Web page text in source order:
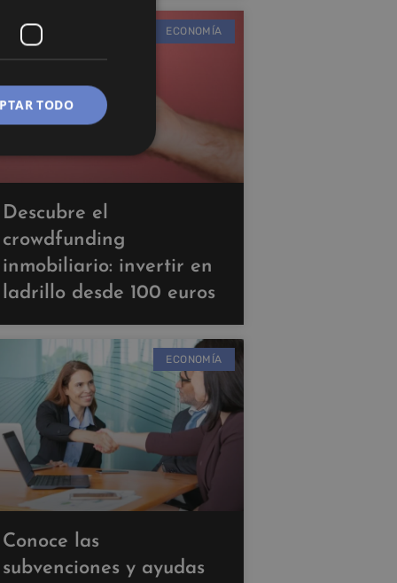
ECONOMÍA
Descubre el
crowdfunding
inmobiliario: invertir en
ladrillo desde 100 euros
ECONOMÍA
Conoce las
subvenciones y ayudas
TODO